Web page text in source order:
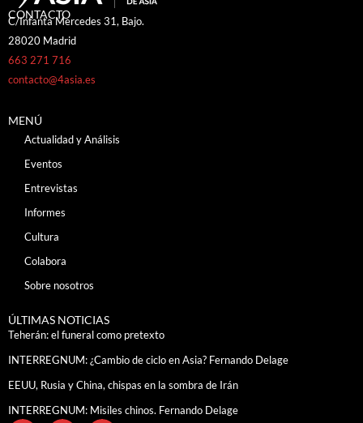
CONTACTO
C/Infanta Mercedes 31, Bajo.
28020 Madrid
663 271 716
contacto@4asia.es
MENÚ
Actualidad y Análisis
Eventos
Entrevistas
Informes
Cultura
Colabora
Sobre nosotros
ÚLTIMAS NOTICIAS
Teherán: el funeral como pretexto
INTERREGNUM: ¿Cambio de ciclo en Asia? Fernando Delage
EEUU, Rusia y China, chispas en la sombra de Irán
INTERREGNUM: Misiles chinos. Fernando Delage